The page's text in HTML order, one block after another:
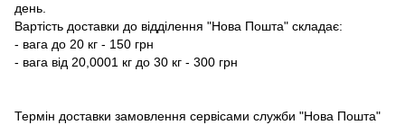
день.
Вартість доставки до відділення "Нова Пошта" складає:
- вага до 20 кг - 150 грн
- вага від 20,0001 кг до 30 кг - 300 грн
Термін доставки замовлення сервісами служби "Нова Пошта"